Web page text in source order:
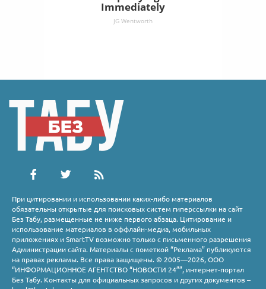
Immediately
JG Wentworth
При цитировании и использовании каких-либо материалов
обязательны открытые для поисковых систем гиперссылки на сайт
Без Табу, размещенные не ниже первого абзаца. Цитирование и
использование материалов в оффлайн-медиа, мобильных
приложениях и SmartTV возможно только с письменного разрешения
Администрации сайта. Материалы с пометкой “Реклама” публикуются
на правах рекламы. Все права защищены. © 2005—2026, ООО
“ИНФОРМАЦИОННОЕ АГЕНТСТВО “НОВОСТИ 24””, интернет-портал
Без Табу. Контакты для официальных запросов и других документов –